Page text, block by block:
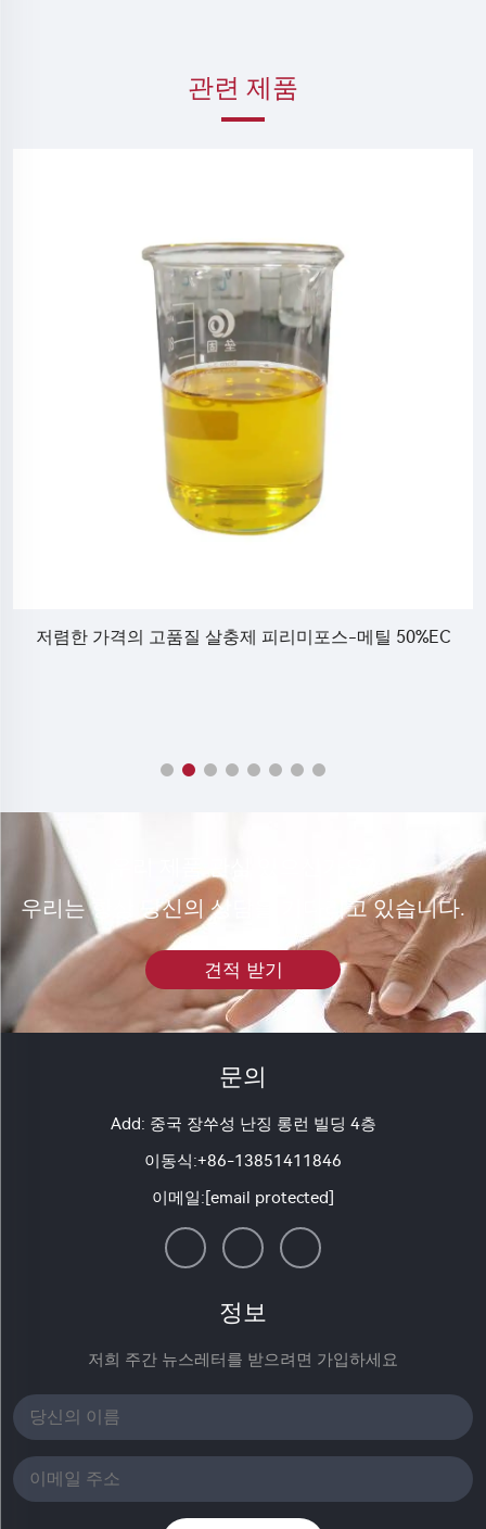
관련 제품
저렴한 가격의 고품질 살충제 피리미포스-메틸 50%EC
우리는 항상 당신의 상담을 기다리고 있습니다.
견적 받기
문의
Add: 중국 장쑤성 난징 롱런 빌딩 4층
이동식:+86-13851411846
이메일:[email protected]
정보
저희 주간 뉴스레터를 받으려면 가입하세요